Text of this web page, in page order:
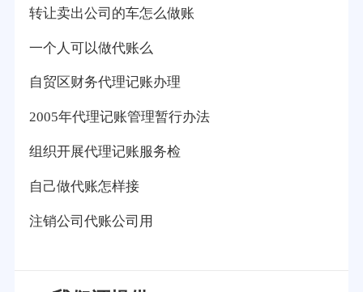
转让卖出公司的车怎么做账
一个人可以做代账么
自贸区财务代理记账办理
2005年代理记账管理暂行办法
组织开展代理记账服务检
自己做代账怎样接
注销公司代账公司用